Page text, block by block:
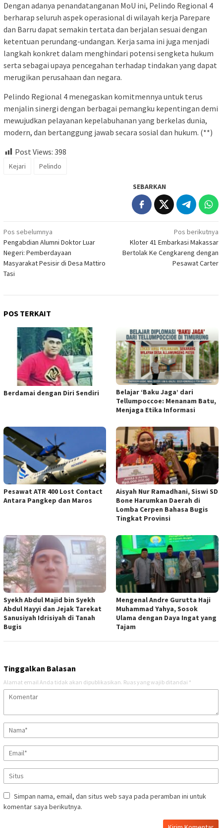
Dengan adanya penandatanganan MoU ini, Pelindo Regional 4
berharap seluruh aspek operasional di wilayah kerja Parepare
dan Barru dapat semakin tertata dan berjalan sesuai dengan
ketentuan perundang-undangan. Kerja sama ini juga menjadi
langkah konkret dalam menghindari potensi sengketa hukum
serta sebagai upaya pencegahan terhadap tindakan yang dapat
merugikan perusahaan dan negara.
Pelindo Regional 4 menegaskan komitmennya untuk terus
menjalin sinergi dengan berbagai pemangku kepentingan demi
mewujudkan pelayanan kepelabuhanan yang berkelas dunia,
modern, dan bertanggung jawab secara sosial dan hukum. (**)
Post Views: 398
Kejari Pelindo
SEBARKAN
Navigasi
pos
Pos sebelumnya
Pengabdian Alumni Doktor Luar
Negeri: Pemberdayaan
Masyarakat Pesisir di Desa Mattiro
Tasi
Pos berikutnya
Kloter 41 Embarkasi Makassar
Bertolak Ke Cengkareng dengan
Pesawat Carter
POS TERKAIT
Berdamai dengan Diri Sendiri
Belajar ‘Baku Jaga’ dari
Tellumpoccoe: Menanam Batu,
Menjaga Etika Informasi
Pesawat ATR 400 Lost Contact
Antara Pangkep dan Maros
Aisyah Nur Ramadhani, Siswi SD
Bone Harumkan Daerah di
Lomba Cerpen Bahasa Bugis
Tingkat Provinsi
Syekh Abdul Majid bin Syekh
Abdul Hayyi dan Jejak Tarekat
Sanusiyah Idrisiyah di Tanah
Bugis
Mengenal Andre Gurutta Haji
Muhammad Yahya, Sosok
Ulama dengan Daya Ingat yang
Tajam
Tinggalkan Balasan
Alamat email Anda tidak akan dipublikasikan. Ruas yang wajib ditandai *
Simpan nama, email, dan situs web saya pada peramban ini untuk
komentar saya berikutnya.